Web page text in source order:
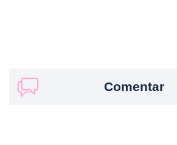
Comentar